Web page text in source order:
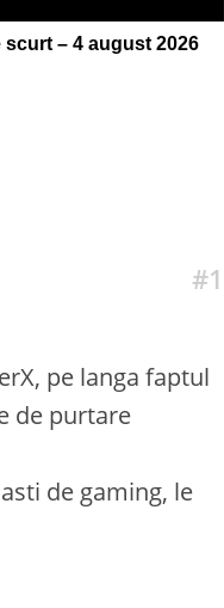
scurt – 4 august 2026
#1
pe langa faptul
de purtare
de gaming, le